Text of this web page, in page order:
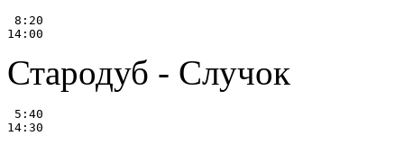
8:20
Стародуб - Случок
5:40